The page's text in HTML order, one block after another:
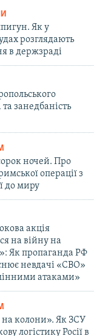
Як у
розглядають
в держзраді
занедбаність
ночей. Про
операції з
до миру
акція
на війну на
Як пропаганда РФ
невдачі «СВО»
атаками»
колони». Як ЗСУ
логістику Росії в